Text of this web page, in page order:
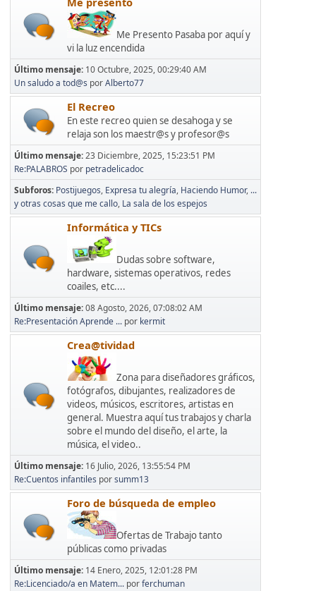
Me Presento Pasaba por aquí y
vi la luz encendida
Último mensaje: 10 Octubre, 2025, 00:29:40 AM
Un saludo a tod@s porAlberto77
El Recreo
En este recreo quien se desahoga y se
relaja son los maestr@s y profesor@s
Último mensaje:23 Diciembre, 2025, 15:23:51 PM
Re:PALABROS por petradelicadoc
Subforos Postijuegos Expresa tu alegría Haciendo Humor ...
y otras cosas que me callo La sala de los espejos
Informática y TICs
Dudas sobre software,
hardware, sistemas operativos, redes
coailes, etc....
Último mensaje:08 Agosto, 2026, 07:08:02 AM
Re:Presentación Aprende ... por kermit
Crea@tividad
Zona para diseñadores gráficos,
fotógrafos, dibujantes, realizadores de
videos, músicos, escritores, artistas en
general. Muestra aquí tus trabajos y charla
sobre el mundo del diseño, el arte, la
música, el video..
Último mensaje: 16 Julio, 2026, 13:55:54 PM
Re:Cuentos infantiles porsumm13
Foro de búsqueda de empleo
Ofertas de Trabajo tanto
públicas como privadas
Último mensaje: 14 Enero, 2025, 12:01:28 PM
Re:Licenciado/a en Matem... porferchuman